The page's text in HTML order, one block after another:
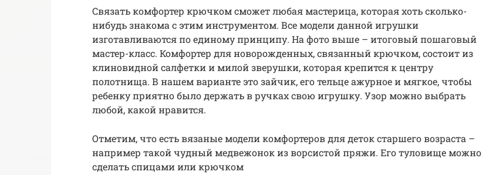
Связать комфортер крючком сможет любая мастерица, которая хоть сколько-
нибудь знакома с этим инструментом. Все модели данной игрушки
изготавливаются по единому принципу. На фото выше – итоговый пошаговый
мастер-класс. Комфортер для новорожденных, связанный крючком, состоит из
клиновидной салфетки и милой зверушки, которая крепится к центру
полотнища. В нашем варианте это зайчик, его тельце ажурное и мягкое, чтобы
ребенку приятно было держать в ручках свою игрушку. Узор можно выбрать
любой, какой нравится.
Отметим, что есть вязаные модели комфортеров для деток старшего возраста –
например такой чудный медвежонок из ворсистой пряжи. Его туловище можно
сделать спицами или крючком